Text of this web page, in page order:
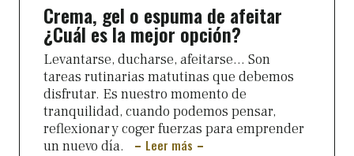
Crema, gel o espuma de afeitar
¿Cuál es la mejor opción?
Levantarse, ducharse, afeitarse… Son
tareas rutinarias matutinas que debemos
disfrutar. Es nuestro momento de
tranquilidad, cuando podemos pensar,
reflexionar y coger fuerzas para emprender
un nuevo día.
Leer más